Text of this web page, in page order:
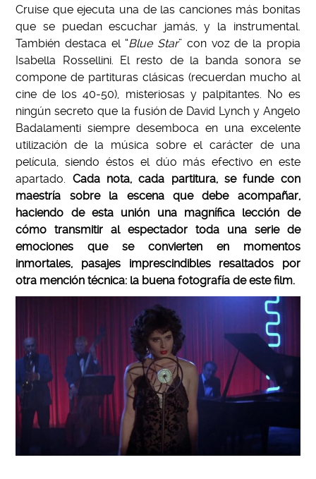
Cruise que ejecuta una de las canciones más bonitas
que se puedan escuchar jamás, y la instrumental.
También destaca el “Blue Star” con voz de la propia
Isabella Rossellini. El resto de la banda sonora se
compone de partituras clásicas (recuerdan mucho al
cine de los 40-50), misteriosas y palpitantes. No es
ningún secreto que la fusión de David Lynch y Angelo
Badalamenti siempre desemboca en una excelente
utilización de la música sobre el carácter de una
película, siendo éstos el dúo más efectivo en este
apartado. Cada nota, cada partitura, se funde con
maestría sobre la escena que debe acompañar,
haciendo de esta unión una magnífica lección de
cómo transmitir al espectador toda una serie de
emociones que se convierten en momentos
inmortales, pasajes imprescindibles resaltados por
otra mención técnica: la buena fotografía de este film.